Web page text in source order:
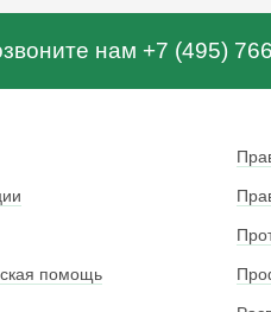
нам +7 (495)
помощь